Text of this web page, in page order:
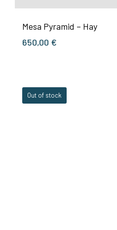
Mesa Pyramid – Hay
650,00 €
Out of stock